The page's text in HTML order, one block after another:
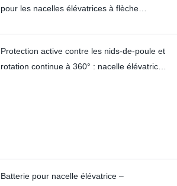
pour les nacelles élévatrices à flèche
Protection active contre les nids-de-poule et
rotation continue à 360° : nacelle élévatrice
Batterie pour nacelle élévatrice –